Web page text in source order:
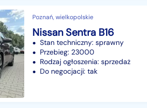
Poznań, wielkopolskie
Nissan Sentra B16
Stan techniczny: sprawny
Przebieg: 23000
Rodzaj ogłoszenia: sprzedaż
Do negocjacji: tak